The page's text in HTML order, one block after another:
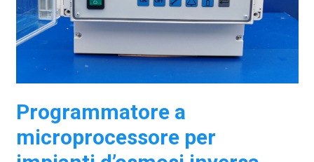
Programmatore a
microprocessore per